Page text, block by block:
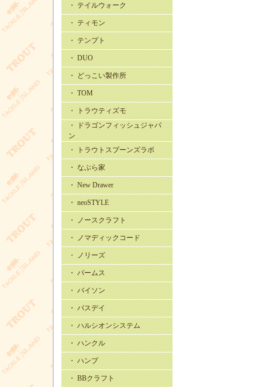
・ テイルウォーク
・ ティモン
・ テンプト
・ DUO
・ どっこい製作所
・ TOM
・ トラウティズモ
・ ドラゴンフィッシュジャパ
ン
・ トラウトスプーンズラボ
・ なぶら家
・ New Drawer
・ neoSTYLE
・ ノースクラフト
・ ノマディックコード
・ ノリーズ
・ パームス
・ バイソン
・ バスデイ
・ ハルシオンシステム
・ ハンクル
・ ハンプ
・ BBクラフト